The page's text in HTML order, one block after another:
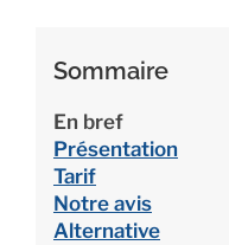
Sommaire
En bref
Présentation
Tarif
Notre avis
Alternative